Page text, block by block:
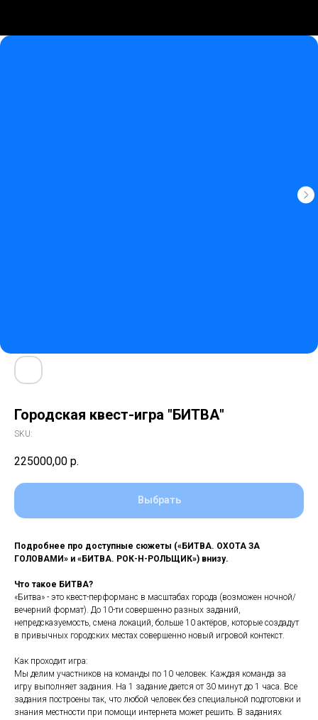
Городская квест-игра "БИТВА"
SKU:
225000,00 р.
Выбрать
Подробнее про доступные сюжеты («БИТВА. ОХОТА ЗА
ГОЛОВАМИ» и «БИТВА. РОК-Н-РОЛЬЩИК») внизу.
Что такое БИТВА?
«Битва» - это квест-перформанс в масштабах города (возможен ночной/
вечерний формат). До 10-ти совершенно разных заданий,
непредсказуемость, смена локаций, больше 10 актёров, которые создадут
в привычных городских местах совершенно новый игровой контекст.
Как проходит игра:
Мы делим участников на команды по 10 человек. Каждая команда за
игру выполняет задания. На 1 задание дается от 30 минут до 1 часа. Все
задания построены так, что любой человек без специальной подготовки и
знания местности при помощи интернета может решить. В заданиях